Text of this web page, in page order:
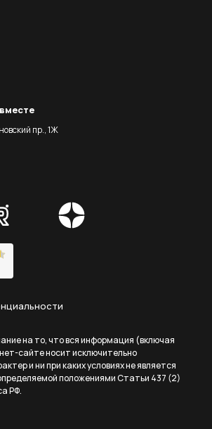
пр., 1Ж
на то, что вся информация (включая
сайте носит исключительно
и ни при каких условиях не является
положениями Статьи 437 (2)
РФ.